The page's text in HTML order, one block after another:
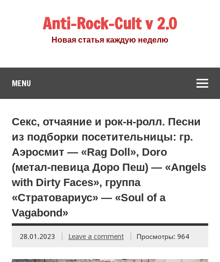
Anti-Rock-Cult v 2.0
Новая статья каждую неделю
MENU
Секс, отчаяние и рок-н-ролл. Песни
из подборки посетительницы: гр.
Аэросмит — «Rag Doll», Doro
(метал-певица Доро Пеш) — «Angels
with Dirty Faces», группа
«Стратовариус» — «Soul of a
Vagabond»
28.01.2023 Leave a comment Просмотры: 964